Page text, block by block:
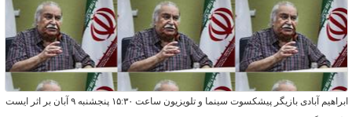
ابراهیم آبادی بازیگر پیشکسوت سینما و تلویزیون ساعت ۱۵:۳۰ پنجشنبه ۹ آبان بر اثر ایست